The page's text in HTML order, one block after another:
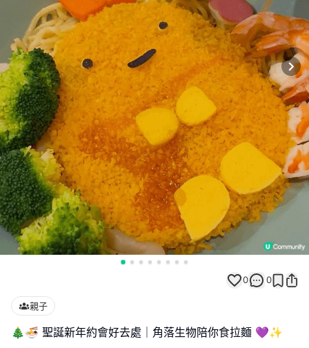
0 0
親子
🎄🍜 聖誕新年約會好去處｜角落生物陪你食拉麵 💜✨